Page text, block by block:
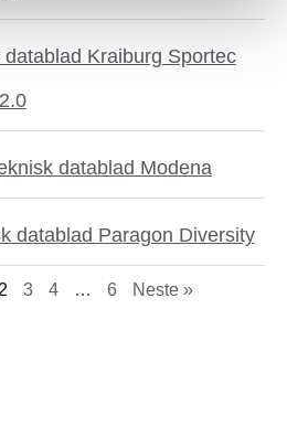
datablad Kraiburg Sportec
datablad Modena
datablad Paragon Diversity
2 3 4 … 6 Neste »